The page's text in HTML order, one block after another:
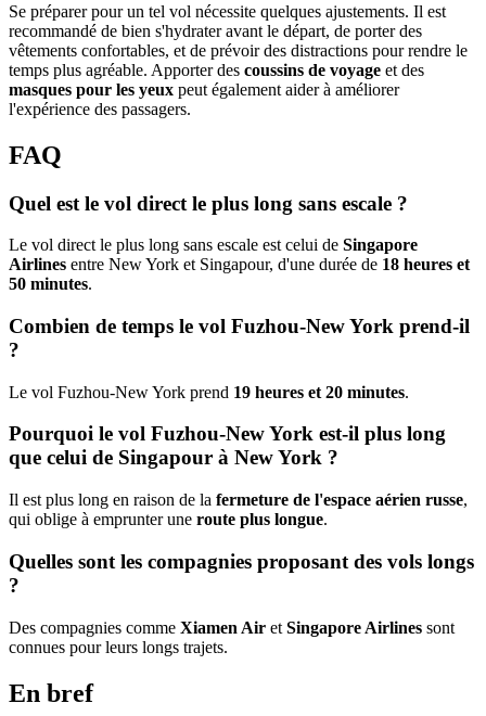
Se préparer pour un tel vol nécessite quelques ajustements. Il est
recommandé de bien s'hydrater avant le départ, de porter des
vêtements confortables, et de prévoir des distractions pour rendre le
temps plus agréable. Apporter des coussins de voyage et des
masques pour les yeux peut également aider à améliorer
l'expérience des passagers.
FAQ
Quel est le vol direct le plus long sans escale ?
Le vol direct le plus long sans escale est celui de Singapore
Airlines entre New York et Singapour, d'une durée de 18 heures et
50 minutes.
Combien de temps le vol Fuzhou-New York prend-il
?
Le vol Fuzhou-New York prend 19 heures et 20 minutes.
Pourquoi le vol Fuzhou-New York est-il plus long
que celui de Singapour à New York ?
Il est plus long en raison de la fermeture de l'espace aérien russe,
qui oblige à emprunter une route plus longue.
Quelles sont les compagnies proposant des vols longs
?
Des compagnies comme Xiamen Air et Singapore Airlines sont
connues pour leurs longs trajets.
En bref